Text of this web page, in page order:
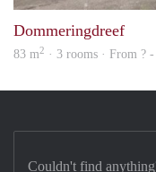
Dommeringdreef
83 m2 · 3 rooms · From ?
Couldn't find